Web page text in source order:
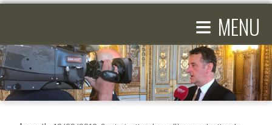
≡ MENU
COMPRENDRE LE SÉNAT